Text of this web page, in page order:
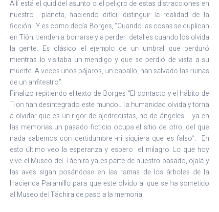
Allí está el quid del asunto o el peligro de estas distracciones en
nuestro planeta, haciendo difícil distinguir la realidad de la
ficción. Y es como decía Borges, “Cuando las cosas se duplican
en Tlön; tienden a borrarse y a perder detalles cuando los olvida
la gente. Es clásico el ejemplo de un umbral que perduró
mientras lo visitaba un mendigo y que se perdió de vista a su
muerte. A veces unos pájaros, un caballo, han salvado las ruinas
de un anfiteatro”.
Finalizo repitiendo el texto de Borges “El contacto y el hábito de
Tlön han desintegrado este mundo… la humanidad olvida y torna
a olvidar que es un rigor de ajedrecistas, no de ángeles. …ya en
las memorias un pasado ficticio ocupa el sitio de otro, del que
nada sabemos con certidumbre -ni siquiera que es falso”. En
esto último veo la esperanza y espero el milagro. Lo que hoy
vive el Museo del Táchira ya es parte de nuestro pasado, ojalá y
las aves sigan posándose en las ramas de los árboles de la
Hacienda Paramillo para que este olvido al que se ha sometido
al Museo del Táchira de paso a la memoria.